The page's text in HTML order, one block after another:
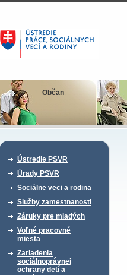
Občan
Ústredie PSVR
Úrady PSVR
Sociálne veci a rodina
Služby zamestnanosti
Záruky pre mladých
Voľné pracovné
miesta
Zariadenia
sociálnoprávnej
ochrany detí a